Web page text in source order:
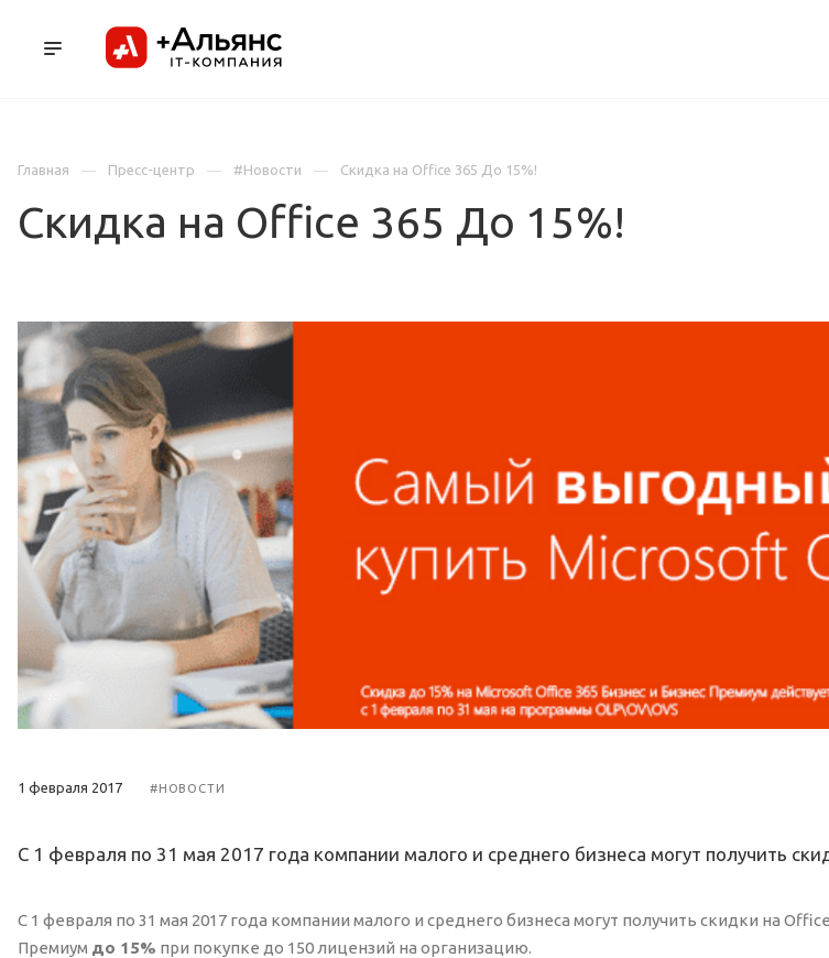
Главная
Пресс-центр #Новости Скидка на Office 365 До 15%!
Скидка на Office 365 До 15%!
1 февраля 2017 #НОВОСТИ
С 1 февраля по 31 мая 2017 года компании малого и среднего бизнеса могут получить
С 1 февраля по 31 мая 2017 года компании малого и среднего бизнеса могут получить скидки на
Премиум до 15% при покупке до 150 лицензий на организацию.